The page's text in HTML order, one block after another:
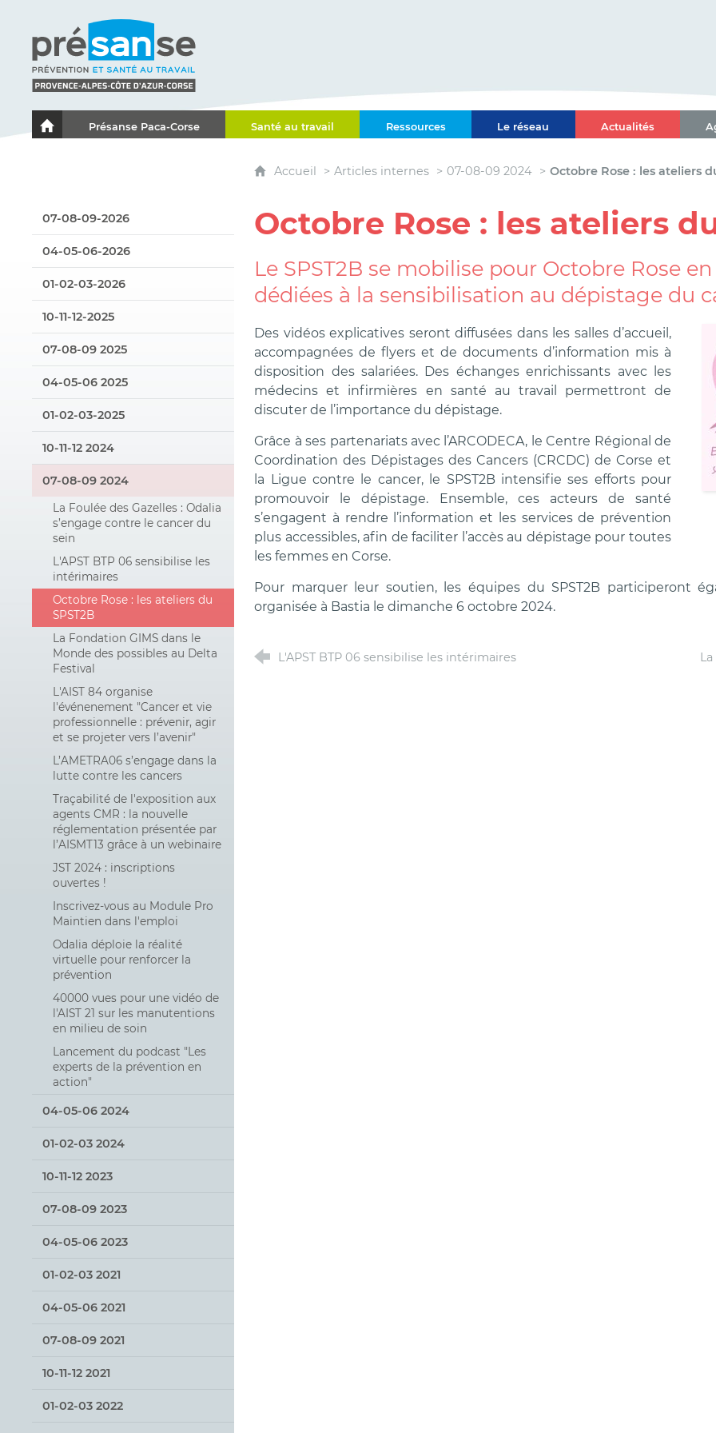
Le portail de l'Association des Services de Santé au Travail Paca-Corse
Présanse Paca-Corse Santé au travail Ressources Le réseau Actualités
07-08-09-2026
04-05-06-2026
01-02-03-2026
10-11-12-2025
07-08-09 2025
04-05-06 2025
01-02-03-2025
10-11-12 2024
07-08-09 2024
La Foulée des Gazelles : Odalia
s’engage contre le cancer du
sein
L'APST BTP 06 sensibilise les
intérimaires
Octobre Rose : les ateliers du
SPST2B
La Fondation GIMS dans le
Monde des possibles au Delta
Festival
L'AIST 84 organise
l'événenement "Cancer et vie
professionnelle : prévenir, agir
et se projeter vers l’avenir"
L’AMETRA06 s’engage dans la
lutte contre les cancers
Traçabilité de l'exposition aux
agents CMR : la nouvelle
réglementation présentée par
l’AISMT13 grâce à un webinaire
JST 2024 : inscriptions
ouvertes !
Inscrivez-vous au Module Pro
Maintien dans l'emploi
Odalia déploie la réalité
virtuelle pour renforcer la
prévention
40000 vues pour une vidéo de
l'AIST 21 sur les manutentions
en milieu de soin
Lancement du podcast "Les
experts de la prévention en
action"
04-05-06 2024
01-02-03 2024
10-11-12 2023
07-08-09 2023
04-05-06 2023
01-02-03 2021
04-05-06 2021
07-08-09 2021
10-11-12 2021
01-02-03 2022
Accueil Articles internes 07-08-09 2024 Octobre Rose : les ateliers
Octobre Rose : les ateliers
Le SPST2B se mobilise pour Octobre Rose
dédiées à la sensibilisation au dépistage du
Des vidéos explicatives seront diffusées dans les salles d’accueil,
accompagnées de flyers et de documents d’information mis à
disposition des salariées. Des échanges enrichissants avec les
médecins et infirmières en santé au travail permettront de
discuter de l’importance du dépistage.
Grâce à ses partenariats avec l’ARCODECA, le Centre Régional de
Coordination des Dépistages des Cancers (CRCDC) de Corse et
la Ligue contre le cancer, le SPST2B intensifie ses efforts pour
promouvoir le dépistage. Ensemble, ces acteurs de santé
s’engagent à rendre l’information et les services de prévention
plus accessibles, afin de faciliter l’accès au dépistage pour toutes
les femmes en Corse.
Pour marquer leur soutien, les équipes du SPST2B participeront
organisée à Bastia le dimanche 6 octobre 2024.
L'APST BTP 06 sensibilise les intérimaires